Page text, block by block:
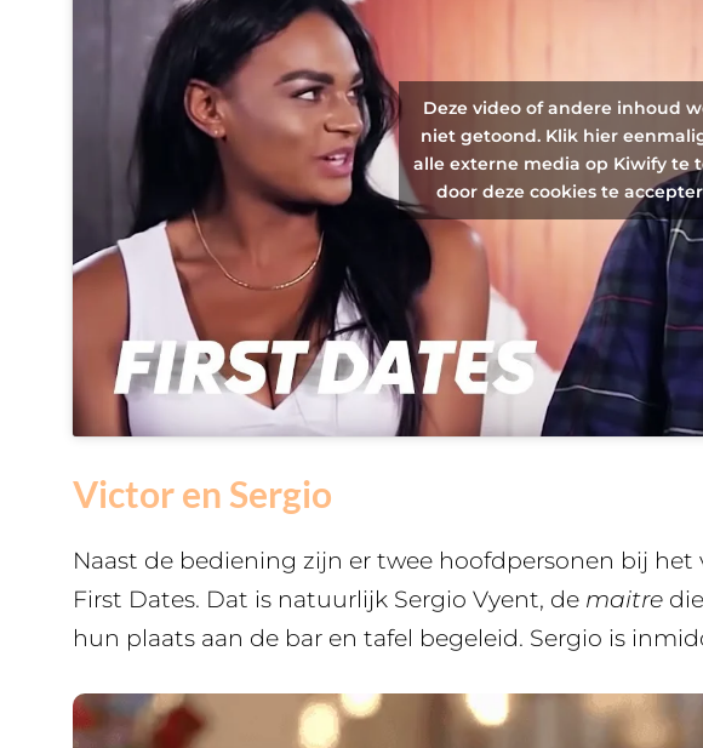
Deze video of andere inhoud
niet getoond. Klik hier
alle externe media op Kiwify te
door deze cookies te
Victor en Sergio
Naast de bediening zijn er twee hoofdpersonen bij
First Dates. Dat is natuurlijk Sergio Vyent, de maitre
hun plaats aan de bar en tafel begeleid. Sergio is